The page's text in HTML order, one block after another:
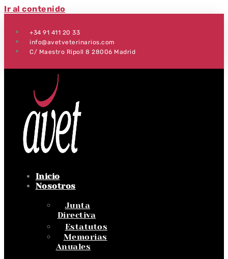
Ir al contenido
+34 91 411 20 33
info@avetveterinarios.com
C/ Maestro Ripoll 8 28006 Madrid
Inicio
Nosotros
Junta
Directiva
Estatutos
Memorias
Anuales